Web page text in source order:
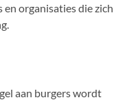
organisaties die zich
aan burgers wordt